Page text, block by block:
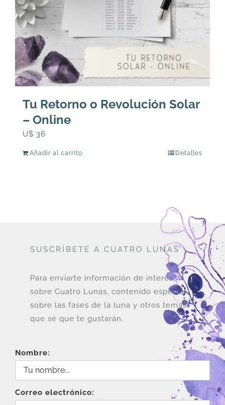
Tu Retorno o Revolución Solar
– Online
U$ 36
Añadir al carrito Detalles
SUSCRÍBETE A CUATRO LUNAS
Para enviarte información de interés
sobre Cuatro Lunas, contenido especial
sobre las fases de la luna y otros temas
que sé que te gustarán.
Nombre:
Correo electrónico: